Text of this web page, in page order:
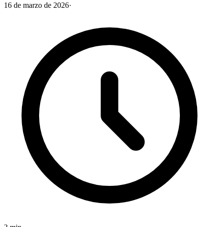
16 de marzo de 2026·